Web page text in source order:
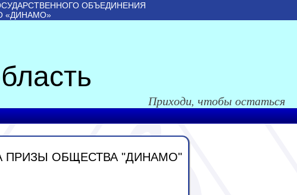
ОБЪЕДИНЕНИЯ
«ДИНАМО»
Приходи, чтобы остаться
ПРИЗЫ ОБЩЕСТВА "ДИНАМО"